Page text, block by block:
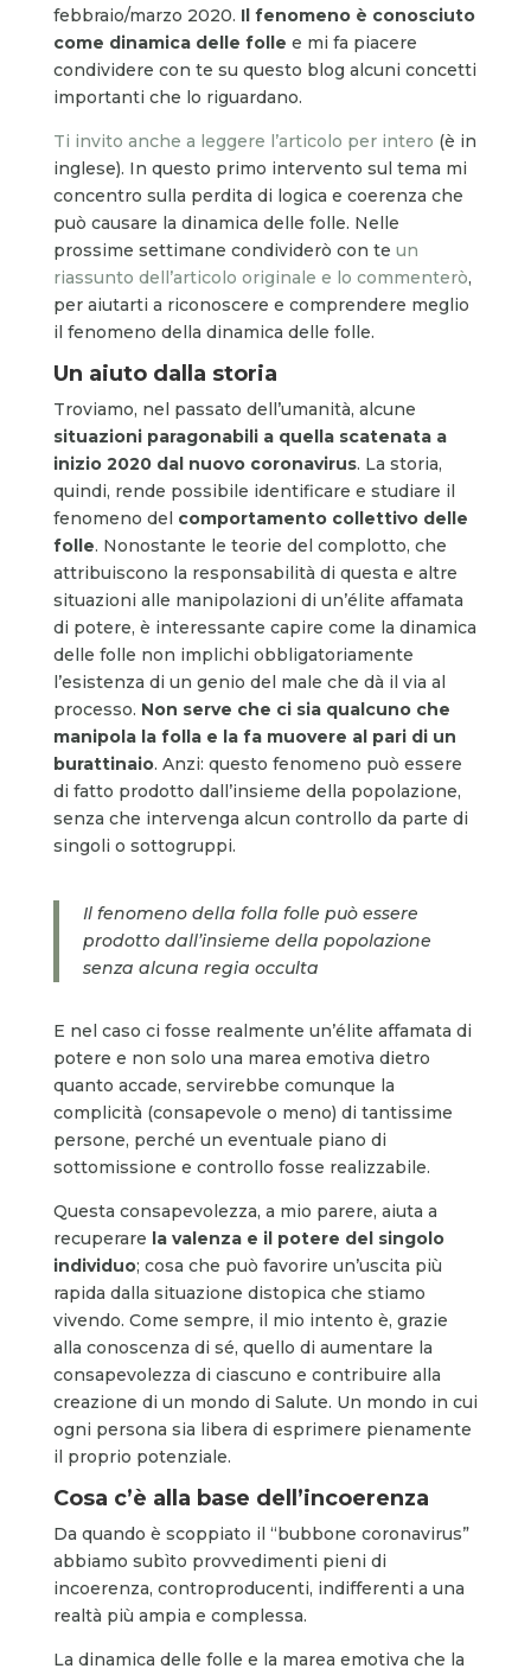
febbraio/marzo 2020. Il fenomeno è conosciuto
come dinamica delle folle e mi fa piacere
condividere con te su questo blog alcuni concetti
importanti che lo riguardano.
Ti invito anche a leggere l’articolo per intero (è in
inglese). In questo primo intervento sul tema mi
concentro sulla perdita di logica e coerenza che
può causare la dinamica delle folle. Nelle
prossime settimane condividerò con te un
riassunto dell’articolo originale e lo commenterò,
per aiutarti a riconoscere e comprendere meglio
il fenomeno della dinamica delle folle.
Un aiuto dalla storia
Troviamo, nel passato dell’umanità, alcune
situazioni paragonabili a quella scatenata a
inizio 2020 dal nuovo coronavirus. La storia,
quindi, rende possibile identificare e studiare il
fenomeno del comportamento collettivo delle
folle. Nonostante le teorie del complotto, che
attribuiscono la responsabilità di questa e altre
situazioni alle manipolazioni di un’élite affamata
di potere, è interessante capire come la dinamica
delle folle non implichi obbligatoriamente
l’esistenza di un genio del male che dà il via al
processo. Non serve che ci sia qualcuno che
manipola la folla e la fa muovere al pari di un
burattinaio. Anzi: questo fenomeno può essere
di fatto prodotto dall’insieme della popolazione,
senza che intervenga alcun controllo da parte di
singoli o sottogruppi.
Il fenomeno della folla folle può essere
prodotto dall’insieme della popolazione
senza alcuna regia occulta
E nel caso ci fosse realmente un’élite affamata di
potere e non solo una marea emotiva dietro
quanto accade, servirebbe comunque la
complicità (consapevole o meno) di tantissime
persone, perché un eventuale piano di
sottomissione e controllo fosse realizzabile.
Questa consapevolezza, a mio parere, aiuta a
recuperare la valenza e il potere del singolo
individuo; cosa che può favorire un’uscita più
rapida dalla situazione distopica che stiamo
vivendo. Come sempre, il mio intento è, grazie
alla conoscenza di sé, quello di aumentare la
consapevolezza di ciascuno e contribuire alla
creazione di un mondo di Salute. Un mondo in cui
ogni persona sia libera di esprimere pienamente
il proprio potenziale.
Cosa c’è alla base dell’incoerenza
Da quando è scoppiato il “bubbone coronavirus”
abbiamo subìto provvedimenti pieni di
incoerenza, controproducenti, indifferenti a una
realtà più ampia e complessa.
La dinamica delle folle e la marea emotiva che la